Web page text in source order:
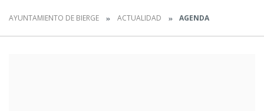
AYUNTAMIENTO DE BIERGE ACTUALIDAD AGENDA